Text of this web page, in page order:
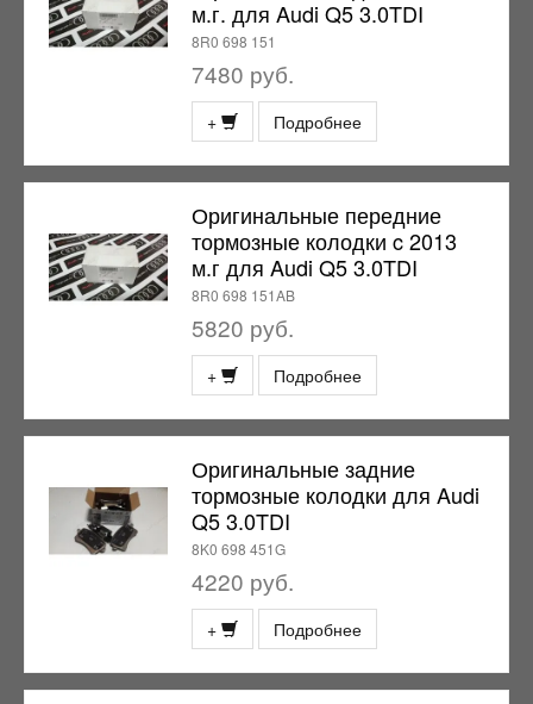
м.г. для Audi Q5 3.0TDI
8R0 698 151
7480 руб.
+ Подробнее
Оригинальные передние
тормозные колодки c 2013
м.г для Audi Q5 3.0TDI
8R0 698 151AB
5820 руб.
+ Подробнее
Оригинальные задние
тормозные колодки для Audi
Q5 3.0TDI
8K0 698 451G
4220 руб.
+ Подробнее